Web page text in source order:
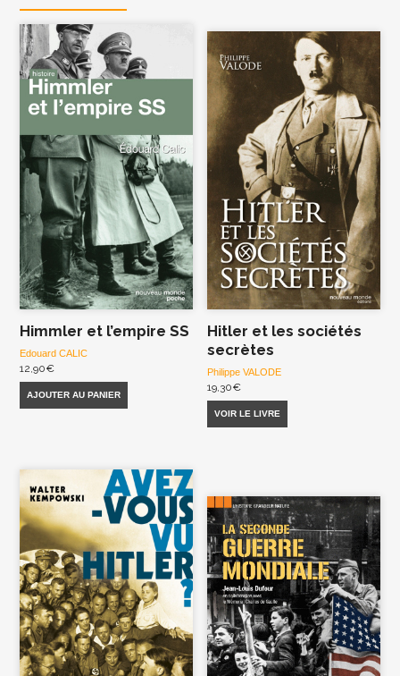
Himmler et l’empire SS
Edouard CALIC
12,90€
AJOUTER AU PANIER
Hitler et les sociétés
secrètes
Philippe VALODE
19,30€
VOIR LE LIVRE